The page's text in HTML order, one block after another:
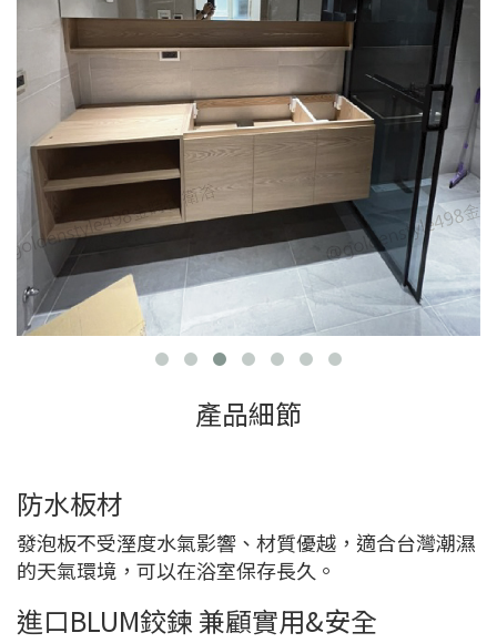
產品細節
防水板材
發泡板不受溼度水氣影響、材質優越，適合台灣潮濕
的天氣環境，可以在浴室保存長久。
進口BLUM鉸鍊 兼顧實用&安全